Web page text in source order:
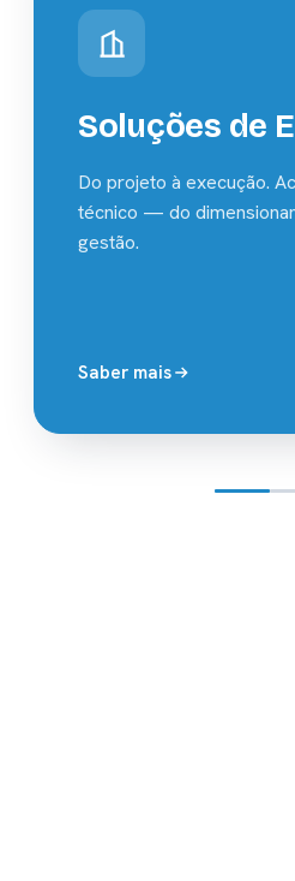
Soluções de
Do projeto à execução.
técnico — do
gestão.
Saber mais